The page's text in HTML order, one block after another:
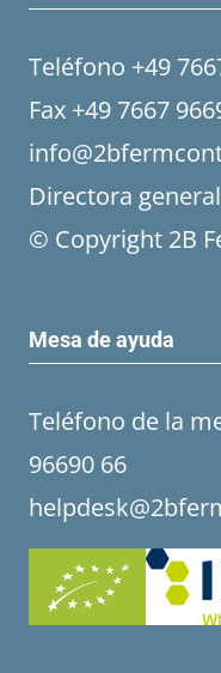
Teléfono +49
Fax +49 7667
Directora
© Copyright 2B
Mesa de ayuda
Teléfono de la
96690 66